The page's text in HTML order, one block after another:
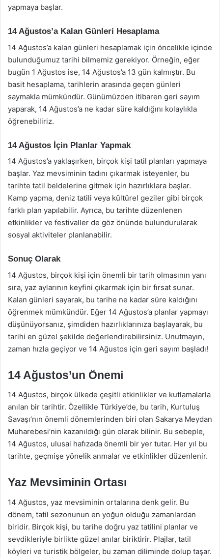
yapmaya başlar.
14 Ağustos’a Kalan Günleri Hesaplama
14 Ağustos’a kalan günleri hesaplamak için öncelikle içinde
bulunduğumuz tarihi bilmemiz gerekiyor. Örneğin, eğer
bugün 1 Ağustos ise, 14 Ağustos’a 13 gün kalmıştır. Bu
basit hesaplama, tarihlerin arasında geçen günleri
saymakla mümkündür. Günümüzden itibaren geri sayım
yaparak, 14 Ağustos’a ne kadar süre kaldığını kolaylıkla
öğrenebiliriz.
14 Ağustos İçin Planlar Yapmak
14 Ağustos’a yaklaşırken, birçok kişi tatil planları yapmaya
başlar. Yaz mevsiminin tadını çıkarmak isteyenler, bu
tarihte tatil beldelerine gitmek için hazırlıklara başlar.
Kamp yapma, deniz tatili veya kültürel geziler gibi birçok
farklı plan yapılabilir. Ayrıca, bu tarihte düzenlenen
etkinlikler ve festivaller de göz önünde bulundurularak
sosyal aktiviteler planlanabilir.
Sonuç Olarak
14 Ağustos, birçok kişi için önemli bir tarih olmasının yanı
sıra, yaz aylarının keyfini çıkarmak için bir fırsat sunar.
Kalan günleri sayarak, bu tarihe ne kadar süre kaldığını
öğrenmek mümkündür. Eğer 14 Ağustos’a planlar yapmayı
düşünüyorsanız, şimdiden hazırlıklarınıza başlayarak, bu
tarihi en güzel şekilde değerlendirebilirsiniz. Unutmayın,
zaman hızla geçiyor ve 14 Ağustos için geri sayım başladı!
14 Ağustos’un Önemi
14 Ağustos, birçok ülkede çeşitli etkinlikler ve kutlamalarla
anılan bir tarihtir. Özellikle Türkiye’de, bu tarih, Kurtuluş
Savaşı’nın önemli dönemlerinden biri olan Sakarya Meydan
Muharebesi’nin kazanıldığı gün olarak bilinir. Bu sebeple,
14 Ağustos, ulusal hafızada önemli bir yer tutar. Her yıl bu
tarihte, geçmişe yönelik anmalar ve etkinlikler düzenlenir.
Yaz Mevsiminin Ortası
14 Ağustos, yaz mevsiminin ortalarına denk gelir. Bu
dönem, tatil sezonunun en yoğun olduğu zamanlardan
biridir. Birçok kişi, bu tarihe doğru yaz tatilini planlar ve
sevdikleriyle birlikte güzel anılar biriktirir. Plajlar, tatil
köyleri ve turistik bölgeler, bu zaman diliminde dolup taşar.